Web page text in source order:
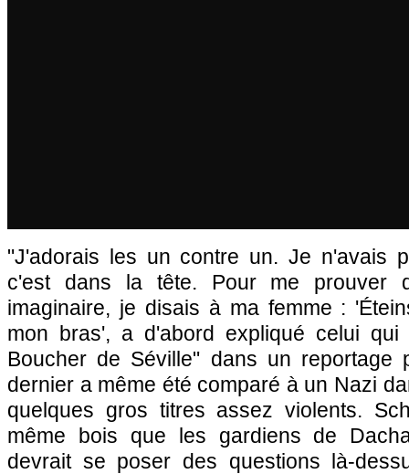
"J'adorais les un contre un. Je n'avais
c'est dans la tête. Pour me prouver
imaginaire, je disais à ma femme :
mon bras', a d'abord expliqué celui
Boucher de Séville" dans un reportage
dernier a même été comparé à un Nazi
quelques gros titres assez violents.
même bois que les gardiens de
devrait se poser des questions là-